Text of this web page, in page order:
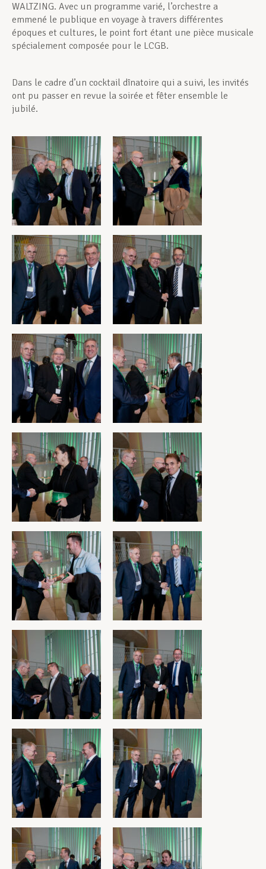
WALTZING. Avec un programme varié, l’orchestre a
emmené le publique en voyage à travers différentes
époques et cultures, le point fort étant une pièce musicale
spécialement composée pour le LCGB.
Dans le cadre d’un cocktail dînatoire qui a suivi, les invités
ont pu passer en revue la soirée et fêter ensemble le
jubilé.